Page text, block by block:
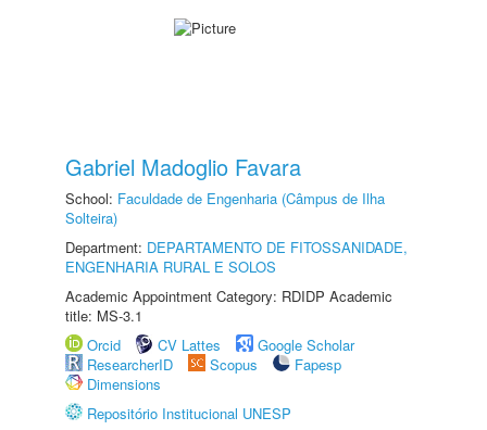
Gabriel Madoglio Favara
School: Faculdade de Engenharia (Câmpus de Ilha
Solteira)
Department: DEPARTAMENTO DE FITOSSANIDADE,
ENGENHARIA RURAL E SOLOS
Academic Appointment Category: RDIDP Academic
title: MS-3.1
Orcid
CV Lattes
Google Scholar
ResearcherID
Scopus
Fapesp
Dimensions
Repositório Institucional UNESP